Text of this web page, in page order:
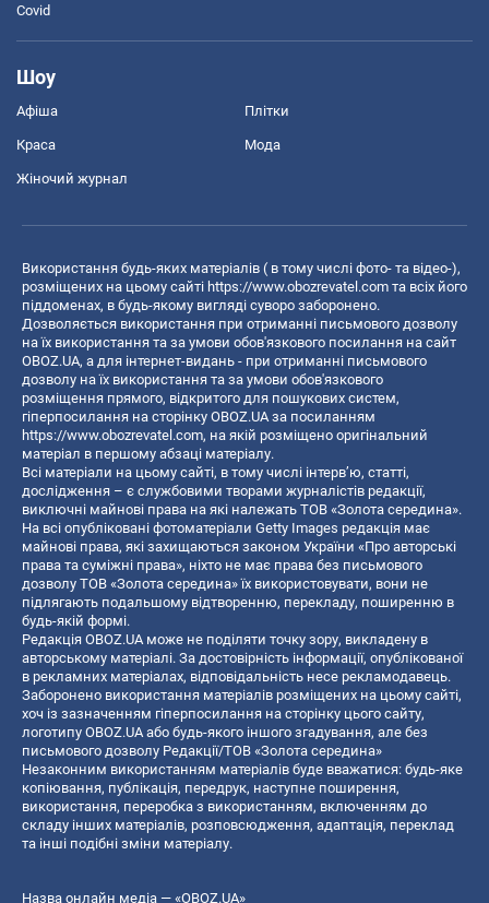
Covid
Шоу
Афіша Плітки
Краса Мода
Жіночий журнал
Використання будь-яких матеріалів ( в тому числі фото- та відео-),
розміщених на цьому сайті https://www.obozrevatel.com та всіх його
піддоменах, в будь-якому вигляді суворо заборонено.
Дозволяється використання при отриманні письмового дозволу
на їх використання та за умови обов'язкового посилання на сайт
OBOZ.UA, а для інтернет-видань - при отриманні письмового
дозволу на їх використання та за умови обов'язкового
розміщення прямого, відкритого для пошукових систем,
гіперпосилання на сторінку OBOZ.UA за посиланням
https://www.obozrevatel.com, на якій розміщено оригінальний
матеріал в першому абзаці матеріалу.
Всі матеріали на цьому сайті, в тому числі інтерв’ю, статті,
дослідження – є службовими творами журналістів редакції,
виключні майнові права на які належать ТОВ «Золота середина».
На всі опубліковані фотоматеріали Getty Images редакція має
майнові права, які захищаються законом України «Про авторські
права та суміжні права», ніхто не має права без письмового
дозволу ТОВ «Золота середина» їх використовувати, вони не
підлягають подальшому відтворенню, перекладу, поширенню в
будь-якій формі.
Редакція OBOZ.UA може не поділяти точку зору, викладену в
авторському матеріалі. За достовірність інформації, опублікованої
в рекламних матеріалах, відповідальність несе рекламодавець.
Заборонено використання матеріалів розміщених на цьому сайті,
хоч із зазначенням гіперпосилання на сторінку цього сайту,
логотипу OBOZ.UA або будь-якого іншого згадування, але без
письмового дозволу Редакції/ТОВ «Золота середина»
Незаконним використанням матеріалів буде вважатися: будь-яке
копiювання, публiкацiя, передрук, наступне поширення,
використання, переробка з використанням, включенням до
складу інших матеріалів, розповсюдження, адаптація, переклад
та інші подібні зміни матеріалу.
Назва онлайн медіа — «OBOZ.UA»